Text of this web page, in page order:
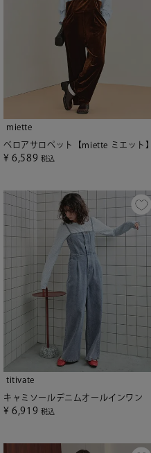
miette
ベロアサロペット【miette ミエット】
¥ 6,589 税込
titivate
キャミソールデニムオールインワン
¥ 6,919 税込